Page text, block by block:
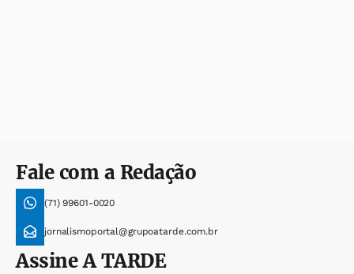
Fale com a Redação
(71) 99601-0020
jornalismoportal@grupoatarde.com.br
AssineA TARDE